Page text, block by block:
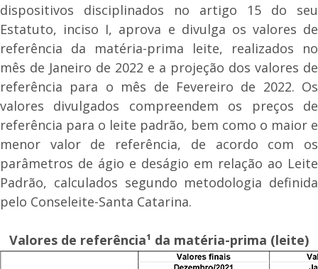
dispositivos disciplinados no artigo 15 do seu
Estatuto, inciso I, aprova e divulga os valores de
referência da matéria-prima leite, realizados no
mês de Janeiro de 2022 e a projeção dos valores de
referência para o mês de Fevereiro de 2022. Os
valores divulgados compreendem os preços de
referência para o leite padrão, bem como o maior e
menor valor de referência, de acordo com os
parâmetros de ágio e deságio em relação ao Leite
Padrão, calculados segundo metodologia definida
pelo Conseleite-Santa Catarina.
Valores de referência¹ da matéria-prima (leite)